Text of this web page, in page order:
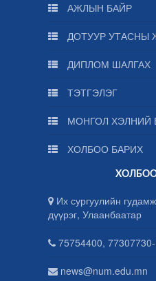
АЖЛЫН БАЙР
ДОТУУР УТАСНЫ
ДИПЛОМ ШАЛГАХ
ТЭТГЭЛЭГ
МОНГОЛ ХЭЛНИЙ
ХОЛБОО БАРИХ
Их сургуулийн
дүүрэг, Улаанбаатар
75754400,
news@num.edu.mn